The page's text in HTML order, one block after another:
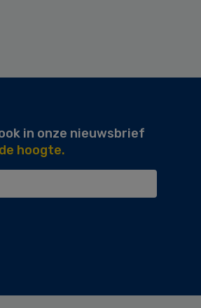
in onze nieuwsbrief
hoogte.